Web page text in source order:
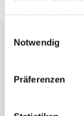
Notwendig
Präferenzen